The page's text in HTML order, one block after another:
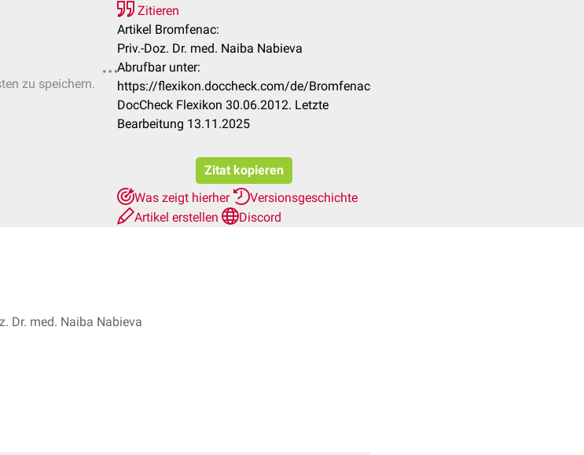
zu speichern.
Zitieren
Artikel Bromfenac:
Priv.-Doz. Dr. med. Naiba Nabieva
Abrufbar unter:
https://flexikon.doccheck.com/de/Bromfenac
DocCheck Flexikon 30.06.2012. Letzte
Bearbeitung 13.11.2025
Zitat kopieren
Was zeigt hierher
Versionsgeschichte
Artikel erstellen
Discord
Dr. med. Naiba Nabieva